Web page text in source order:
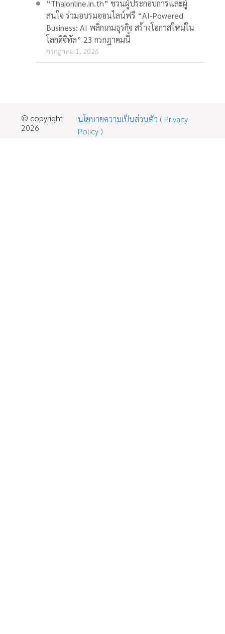
“Thaionline.in.th” ชวนผู้ประกอบการและผู้
สนใจ ร่วมอบรมออนไลน์ฟรี “AI-Powered
Business: AI พลิกเกมธุรกิจ สร้างโอกาสใหม่ใน
โลกดิจิทัล” 23 กรกฎาคมนี้
กรกฎาคม 1, 2026
© copyright
2026
นโยบายความเป็นส่วนตัว ( Privacy
Policy )